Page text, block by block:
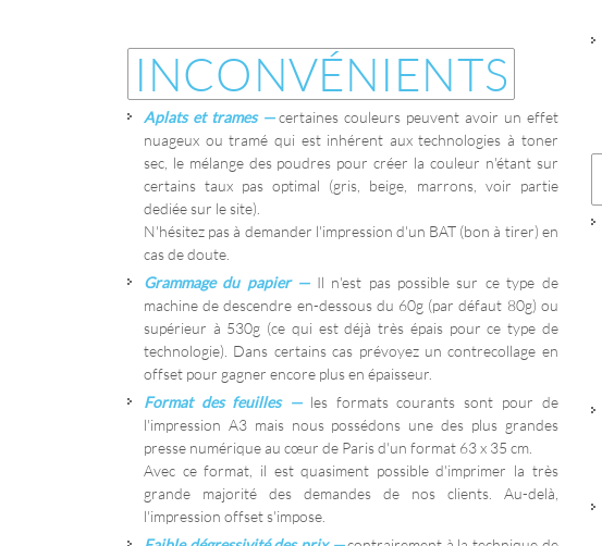
INCONVÉNIENTS
Aplats et trames —certaines couleurs peuvent avoir un effet
nuageux ou tramé qui est inhérent aux technologies à toner
sec, le mélange des poudres pour créer la couleur n'étant sur
certains taux pas optimal (gris, beige, marrons, voir partie
dediée sur le site).
N'hésitez pas à demander l'impression d'un BAT (bon à tirer) en
cas de doute.
Grammage du papier —Il n'est pas possible sur ce type de
machine de descendre en-dessous du 60g (par défaut 80g) ou
supérieur à 530g (ce qui est déjà très épais pour ce type de
technologie). Dans certains cas prévoyez un contrecollage en
offset pour gagner encore plus en épaisseur.
Format des feuilles —les formats courants sont pour de
l'impression A3 mais nous possédons une des plus grandes
presse numérique au cœur de Paris d'un format 63 x 35 cm.
Avec ce format, il est quasiment possible d'imprimer la très
grande majorité des demandes de nos clients. Au-delà,
l'impression offset s'impose.